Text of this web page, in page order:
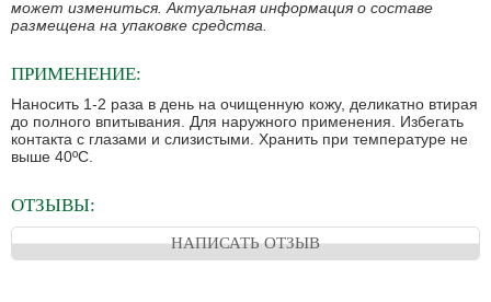
может измениться. Актуальная информация о составе
размещена на упаковке средства.
ПРИМЕНЕНИЕ:
Наносить 1-2 раза в день на очищенную кожу, деликатно втирая
до полного впитывания. Для наружного применения. Избегать
контакта с глазами и слизистыми. Хранить при температуре не
выше 40ºC.
ОТЗЫВЫ:
НАПИСАТЬ ОТЗЫВ